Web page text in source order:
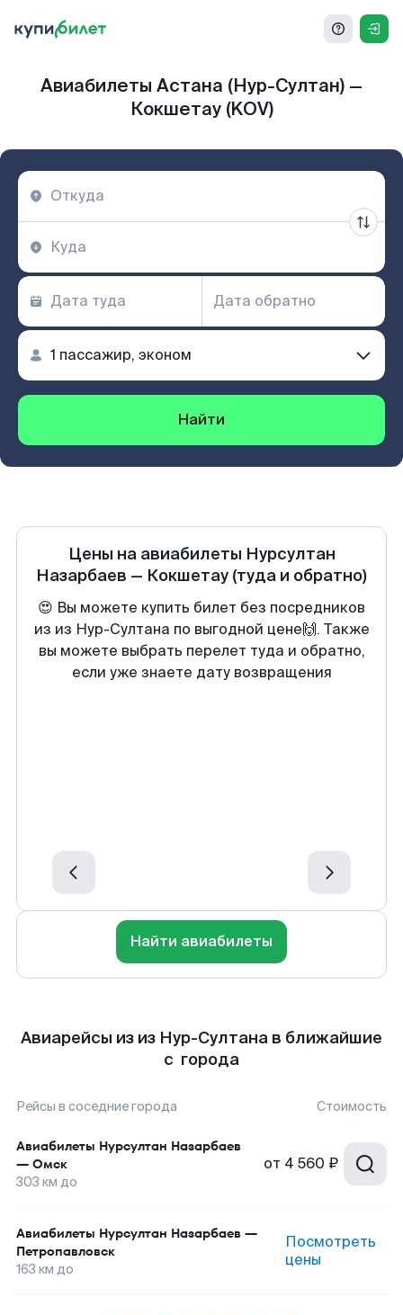
Авиабилеты Астана (Нур-Султан) —
Кокшетау (KOV)
Найти
Цены на авиабилеты Нурсултан
Назарбаев — Кокшетау (туда и обратно)
😍 Вы можете купить билет без посредников
из из Нур-Султана по выгодной цене🙌. Также
вы можете выбрать перелет туда и обратно,
если уже знаете дату возвращения
Найти авиабилеты
Авиарейсы из из Нур-Султана в ближайшие
с города
Рейсы в соседние города Стоимость
Авиабилеты Нурсултан Назарбаев
— Омск
303 км до
от 4 560 ₽
Авиабилеты Нурсултан Назарбаев —
Петропавловск
163 км до
Посмотреть
цены